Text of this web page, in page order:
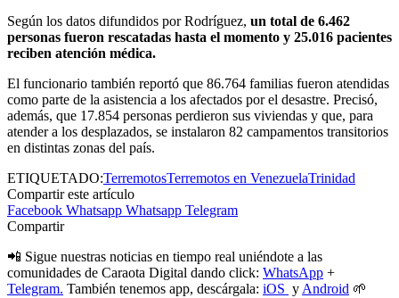
Según los datos difundidos por Rodríguez, un total de 6.462
personas fueron rescatadas hasta el momento y 25.016 pacientes
reciben atención médica.
El funcionario también reportó que 86.764 familias fueron atendidas
como parte de la asistencia a los afectados por el desastre. Precisó,
además, que 17.854 personas perdieron sus viviendas y que, para
atender a los desplazados, se instalaron 82 campamentos transitorios
en distintas zonas del país.
ETIQUETADO:TerremotosTerremotos en VenezuelaTrinidad
Compartir este artículo
Facebook Whatsapp Whatsapp Telegram
Compartir
📲 Sigue nuestras noticias en tiempo real uniéndote a las
comunidades de Caraota Digital dando click: WhatsApp +
Telegram. También tenemos app, descárgala: iOS y Android 🌱